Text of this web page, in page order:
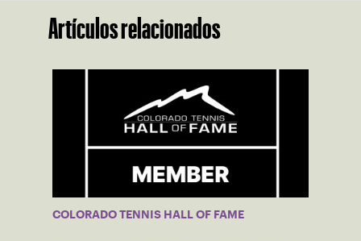
Artículos relacionados
COLORADO TENNIS HALL OF FAME